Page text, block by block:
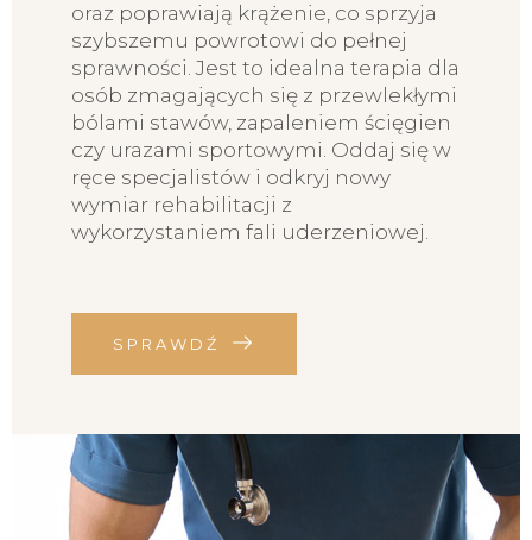
oraz poprawiają krążenie, co sprzyja
szybszemu powrotowi do pełnej
sprawności. Jest to idealna terapia dla
osób zmagających się z przewlekłymi
bólami stawów, zapaleniem ścięgien
czy urazami sportowymi. Oddaj się w
ręce specjalistów i odkryj nowy
wymiar rehabilitacji z
wykorzystaniem fali uderzeniowej.
SPRAWDŹ